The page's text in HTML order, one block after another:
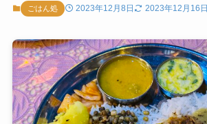
ごはん処 2023年12月8日 2023年12月16日